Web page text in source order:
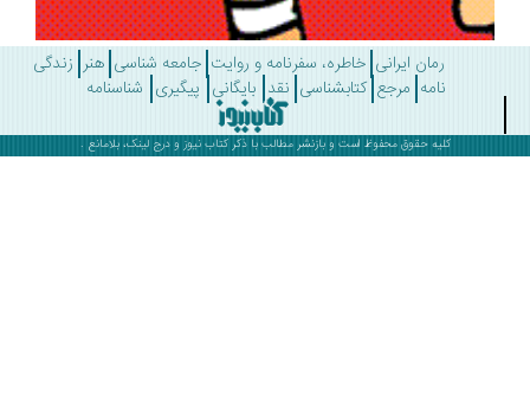
رمان ایرانی خاطره، سفرنامه و روایت جامعه شناسی هنر زندگی
مرجع کتابشناسی نقد بایگانی پیگیری شناسنامه
کلیه حقوق محفوظ است و بازنشر مطالب با ذکرکتاب نیوزو درج لینک، بلامانع .